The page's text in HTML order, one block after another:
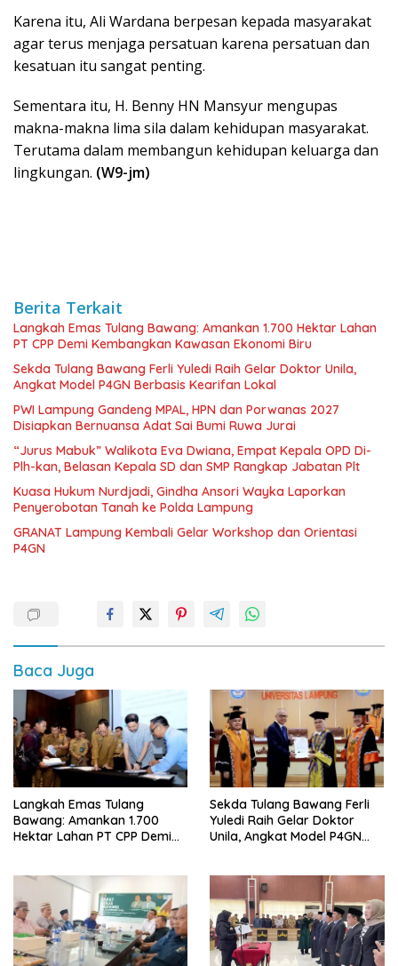
Karena itu, Ali Wardana berpesan kepada masyarakat
agar terus menjaga persatuan karena persatuan dan
kesatuan itu sangat penting.
Sementara itu, H. Benny HN Mansyur mengupas
makna-makna lima sila dalam kehidupan masyarakat.
Terutama dalam membangun kehidupan keluarga dan
lingkungan. (W9-jm)
Berita Terkait
Langkah Emas Tulang Bawang: Amankan 1.700 Hektar Lahan
PT CPP Demi Kembangkan Kawasan Ekonomi Biru
Sekda Tulang Bawang Ferli Yuledi Raih Gelar Doktor Unila,
Angkat Model P4GN Berbasis Kearifan Lokal
PWI Lampung Gandeng MPAL, HPN dan Porwanas 2027
Disiapkan Bernuansa Adat Sai Bumi Ruwa Jurai
“Jurus Mabuk” Walikota Eva Dwiana, Empat Kepala OPD Di-
Plh-kan, Belasan Kepala SD dan SMP Rangkap Jabatan Plt
Kuasa Hukum Nurdjadi, Gindha Ansori Wayka Laporkan
Penyerobotan Tanah ke Polda Lampung
GRANAT Lampung Kembali Gelar Workshop dan Orientasi
P4GN
Baca Juga
Langkah Emas Tulang
Bawang: Amankan 1.700
Hektar Lahan PT CPP Demi
Sekda Tulang Bawang Ferli
Yuledi Raih Gelar Doktor
Unila, Angkat Model P4GN